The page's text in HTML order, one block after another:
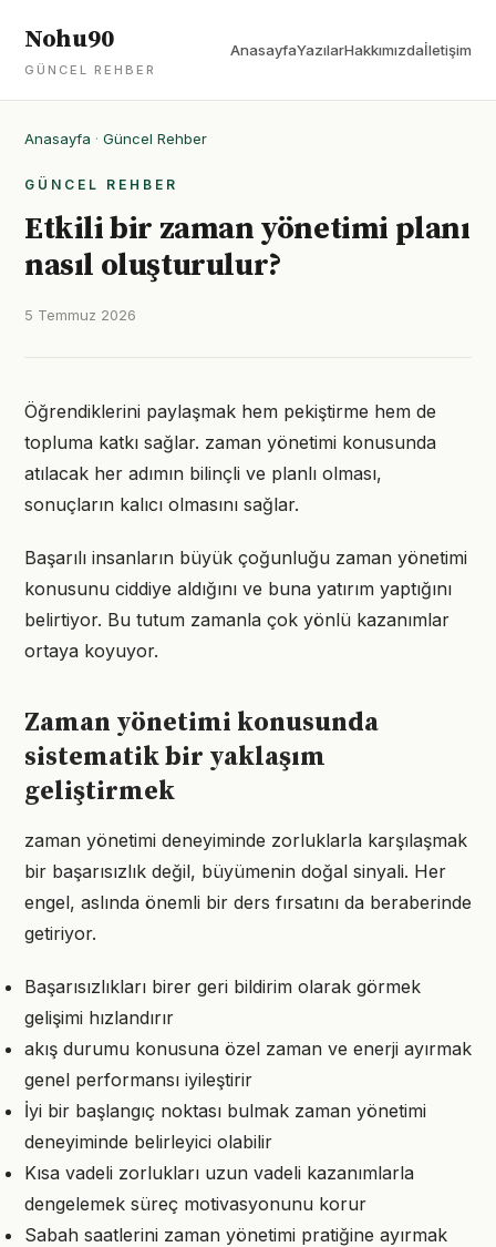
Nohu90
GÜNCEL REHBER
AnasayfaYazılarHakkımızdaİletişim
Anasayfa · Güncel Rehber
GÜNCEL REHBER
Etkili bir zaman yönetimi planı
nasıl oluşturulur?
5 Temmuz 2026
Öğrendiklerini paylaşmak hem pekiştirme hem de
topluma katkı sağlar. zaman yönetimi konusunda
atılacak her adımın bilinçli ve planlı olması,
sonuçların kalıcı olmasını sağlar.
Başarılı insanların büyük çoğunluğu zaman yönetimi
konusunu ciddiye aldığını ve buna yatırım yaptığını
belirtiyor. Bu tutum zamanla çok yönlü kazanımlar
ortaya koyuyor.
Zaman yönetimi konusunda
sistematik bir yaklaşım
geliştirmek
zaman yönetimi deneyiminde zorluklarla karşılaşmak
bir başarısızlık değil, büyümenin doğal sinyali. Her
engel, aslında önemli bir ders fırsatını da beraberinde
getiriyor.
Başarısızlıkları birer geri bildirim olarak görmek
gelişimi hızlandırır
akış durumu konusuna özel zaman ve enerji ayırmak
genel performansı iyileştirir
İyi bir başlangıç noktası bulmak zaman yönetimi
deneyiminde belirleyici olabilir
Kısa vadeli zorlukları uzun vadeli kazanımlarla
dengelemek süreç motivasyonunu korur
Sabah saatlerini zaman yönetimi pratiğine ayırmak